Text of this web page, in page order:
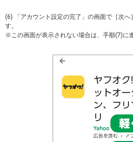
(6) 「アカウント設定の完了」の画面で［次
す。
※この画面が表示されない場合は、手順(7)に